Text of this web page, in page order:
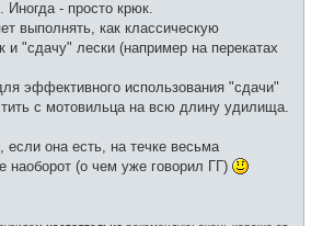
Иногда - просто крюк.
выполнять, как классическую
и "сдачу" лески (например на перекатах
эффективного использования "сдачи"
с мотовильца на всю длину удилища.
если она есть, на течке весьма
наоборот (о чем уже говорил ГГ)